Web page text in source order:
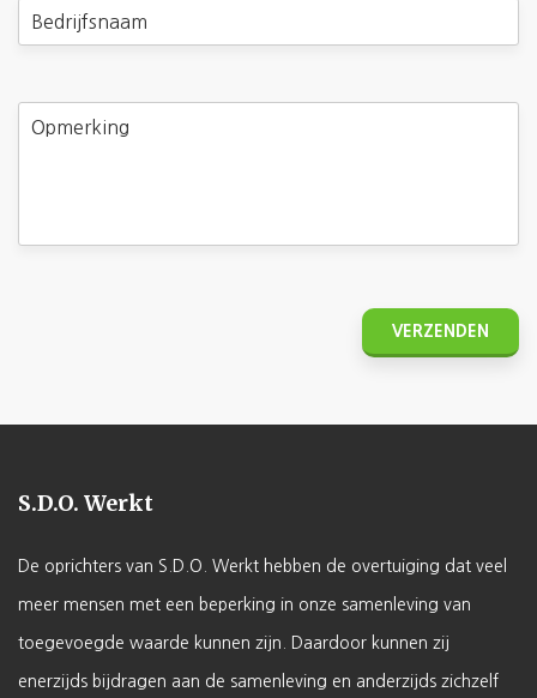
S.D.O. Werkt
De oprichters van S.D.O. Werkt hebben de overtuiging dat veel
meer mensen met een beperking in onze samenleving van
toegevoegde waarde kunnen zijn. Daardoor kunnen zij
enerzijds bijdragen aan de samenleving en anderzijds zichzelf